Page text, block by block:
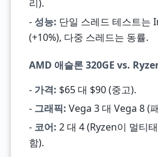
리).
- 성능: 단일 스레드 테스트는
(+10%), 다중 스레드는 동률.
AMD 애슬론 320GE vs.
- 가격: $65 대 $90 (중고).
- 그래픽: Vega 3 대 Vega 8 (
- 코어: 2 대 4 (Ryzen이 멀티
함).